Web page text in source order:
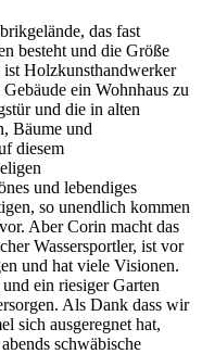
das fast
besteht und die Größe
Holzkunsthandwerker
ein Wohnhaus zu
und die in alten
Bäume und
diesem
und lebendiges
so unendlich kommen
Aber Corin macht das
Wassersportler, ist vor
und hat viele Visionen.
ein riesiger Garten
Als Dank dass wir
sich ausgeregnet hat,
schwäbische